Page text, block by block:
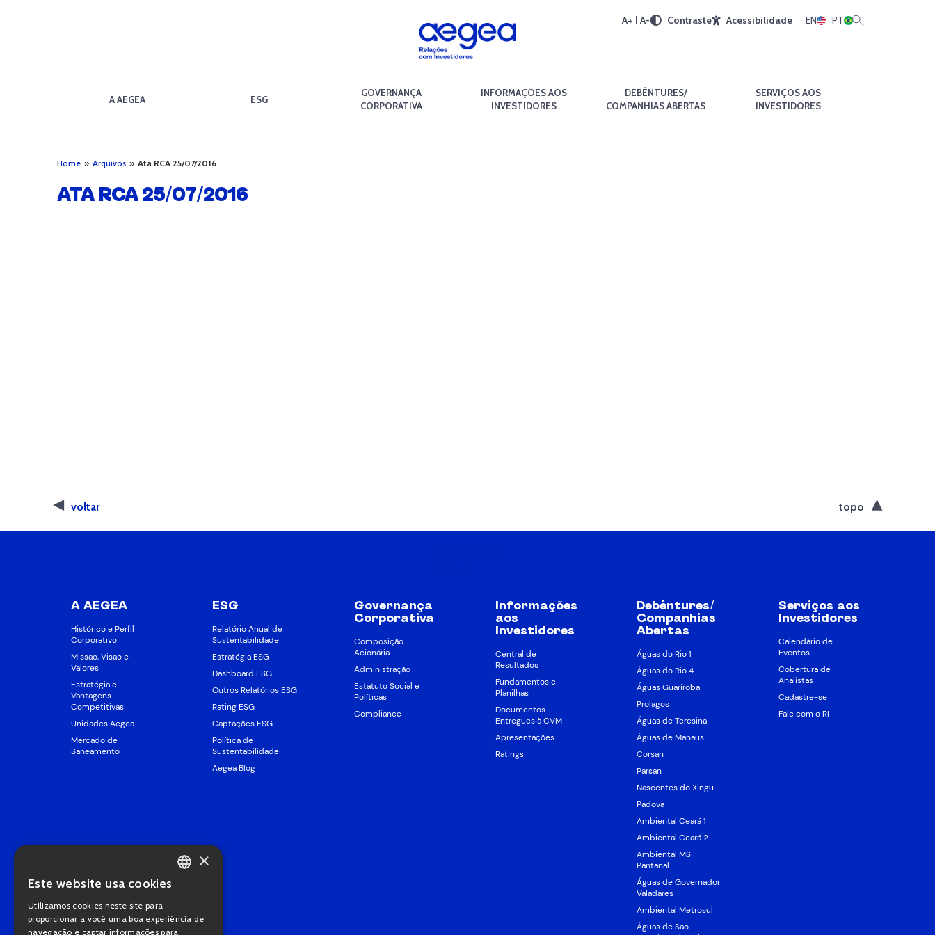
A+ A- Contraste Acessibilidade EN PT
A AEGEA ESG
GOVERNANÇA
CORPORATIVA
INFORMAÇÕES AOS
INVESTIDORES
DEBÊNTURES/
COMPANHIAS ABERTAS
SERVIÇOS AOS
INVESTIDORES
Home » Arquivos » Ata RCA 25/07/2016
ATA RCA 25/07/2016
voltar topo
A AEGEA
Histórico e Perfil
Corporativo
Missão, Visão e
Valores
Estratégia e
Vantagens
Competitivas
Unidades Aegea
Mercado de
Saneamento
ESG
Relatório Anual de
Sustentabilidade
Estratégia ESG
Dashboard ESG
Outros Relatórios ESG
Rating ESG
Captações ESG
Política de
Sustentabilidade
Aegea Blog
Governança
Corporativa
Composição
Acionária
Administração
Estatuto Social e
Políticas
Compliance
Informações
aos
Investidores
Central de
Resultados
Fundamentos e
Planilhas
Documentos
Entregues à CVM
Apresentações
Ratings
Debêntures/
Companhias
Abertas
Águas do Rio 1
Águas do Rio 4
Águas Guariroba
Prolagos
Águas de Teresina
Águas de Manaus
Corsan
Parsan
Nascentes do Xingu
Padova
Ambiental Ceará 1
Ambiental Ceará 2
Ambiental MS
Pantanal
Águas de Governador
Valadares
Ambiental Metrosul
Águas de São
Serviços aos
Investidores
Calendário de
Eventos
Cobertura de
Analistas
Cadastre-se
Fale com o RI
PORTUGUESE
×
Este website usa cookies
Utilizamos cookies neste site para
proporcionar a você uma boa experiência de
navegação e captar informações para